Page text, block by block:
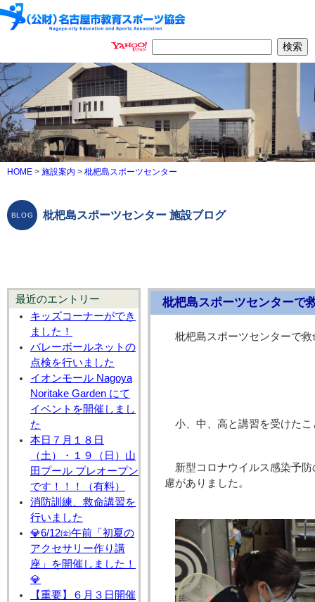
HOME > 施設案内 > 枇杷島スポーツセンター
枇杷島スポーツセンター 施設ブログ
最近のエントリー
キッズコーナーができ
ました！
バレーボールネットの
点検を行いました
イオンモール Nagoya
Noritake Garden にて
イベントを開催しまし
た
本日７月１８日
（土）・１９（日）山
田プール プレオープン
です！！！（有料）
消防訓練、救命講習を
行いました
💎6/12㈮午前「初夏の
アクセサリー作り講
座」を開催しました！
💎
【重要】６月３日開催
枇杷島スポーツセンターで
枇杷島スポーツセンターで
小、中、高と講習を受けた
新型コロナウイルス感染予
慮がありました。